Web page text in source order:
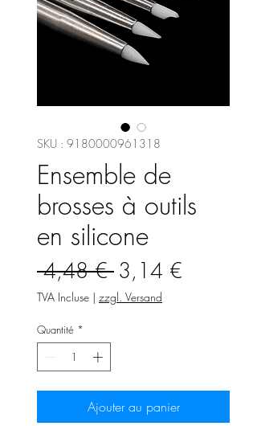
SKU : 9180000961318
Ensemble de
brosses à outils
en silicone
4,48 € Prix
original
3,14 €
TVA Incluse | zzgl. Versand
Quantité *
Ajouter au panier